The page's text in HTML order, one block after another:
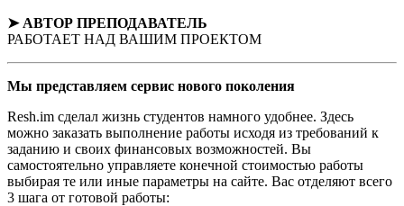
➤ АВТОР ПРЕПОДАВАТЕЛЬ
РАБОТАЕТ НАД ВАШИМ ПРОЕКТОМ
Мы представляем сервис нового поколения
Resh.im сделал жизнь студентов намного удобнее. Здесь
можно заказать выполнение работы исходя из требований к
заданию и своих финансовых возможностей. Вы
самостоятельно управляете конечной стоимостью работы
выбирая те или иные параметры на сайте. Вас отделяют всего
3 шага от готовой работы: